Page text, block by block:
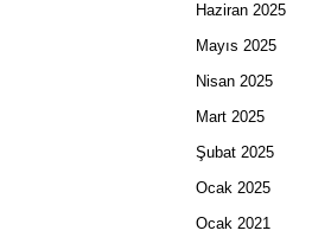
Haziran 2025
Mayıs 2025
Nisan 2025
Mart 2025
Şubat 2025
Ocak 2025
Ocak 2021